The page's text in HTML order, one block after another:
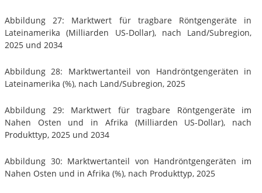
Abbildung 27: Marktwert für tragbare Röntgengeräte in
Lateinamerika (Milliarden US-Dollar), nach Land/Subregion,
2025 und 2034
Abbildung 28: Marktwertanteil von Handröntgengeräten in
Lateinamerika (%), nach Land/Subregion, 2025
Abbildung 29: Marktwert für tragbare Röntgengeräte im
Nahen Osten und in Afrika (Milliarden US-Dollar), nach
Produkttyp, 2025 und 2034
Abbildung 30: Marktwertanteil von Handröntgengeräten im
Nahen Osten und in Afrika (%), nach Produkttyp, 2025